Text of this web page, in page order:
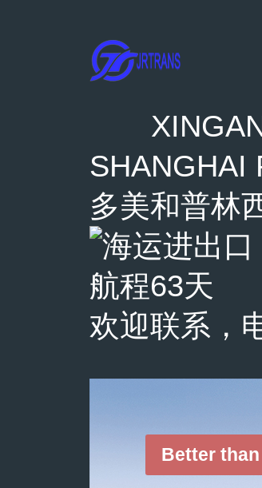
SHANGHAI
多美和普林
航程63天
欢迎联系，
Better